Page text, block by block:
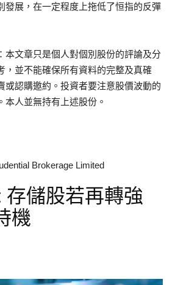
發展，在一定程度上拖低了恒指的反彈
本文章只是個人對個別股份的評論及分
，並不能確保所有資料的完整及真確
或認購邀約。投資者要注意股價波動的
本人並無持有上述股份。
Brokerage Limited
存儲股若再轉強
機